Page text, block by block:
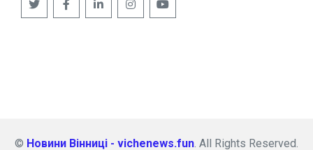
© Новини Вінниці - vichenews.fun. All Rights Reserved.